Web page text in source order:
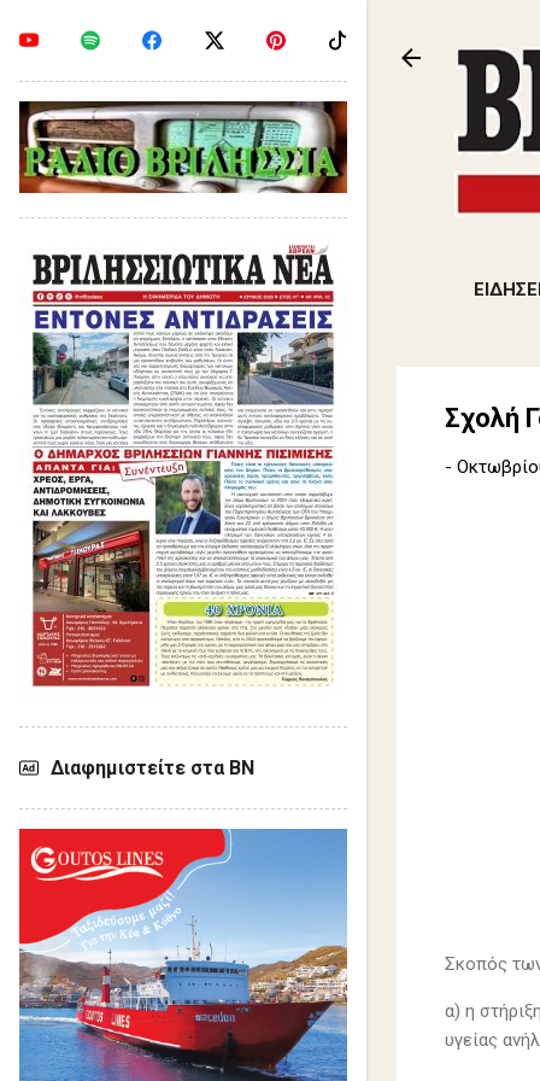
Σχολή
-
Σκοπός
α) η
υγείας
Διαφημιστείτε στα ΒΝ